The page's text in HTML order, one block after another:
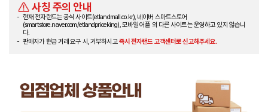
사칭 주의 안내
현재 전자랜드는 공식 사이트(etlandmall.co.kr), 네이버 스마트스토어
(smartstore.naver.com/etlandpriceking), 모바일 어플 외 다른 사이트는 운영하고 있지 않습니
다.
판매자가 현금 거래 요구 시, 거부하시고즉시 전자랜드 고객센터로 신고해주세요.